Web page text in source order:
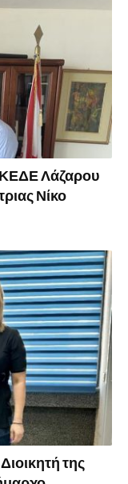
Λάζαρου
Νίκο
της